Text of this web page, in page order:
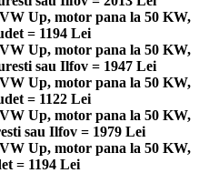
Up, motor pana la 50 KW,
= 1194 Lei
Up, motor pana la 50 KW,
sau Ilfov = 1947 Lei
Up, motor pana la 50 KW,
= 1122 Lei
Up, motor pana la 50 KW,
sau Ilfov = 1979 Lei
Up, motor pana la 50 KW,
= 1194 Lei